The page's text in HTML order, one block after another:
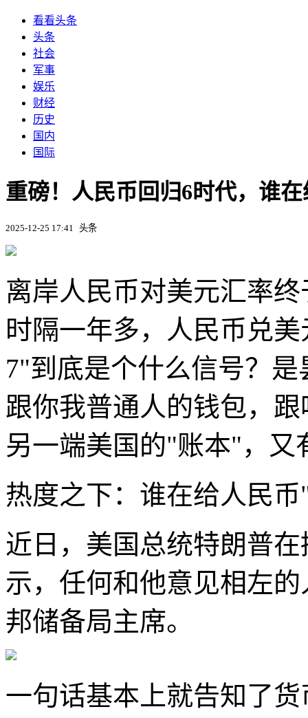
看看头条
头条
社会
军事
娱乐
财经
历史
国内
国际
重磅！人民币回归6时代，谁
2025-12-25 17:41 头条
离岸人民币对美元汇率
时隔一年多，人民币兑
7"到底是个什么信号？
跟你我普通人的钱包，
另一端美国的"账本"，又
热度之下：谁在给人民
近日，美国总统特朗普
示，任何和他意见相左
邦储备局主席。
一句话基本上就告知了